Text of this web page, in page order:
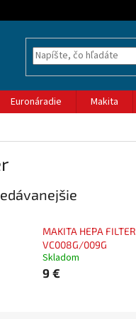
Euronáradie Makita
MAKITA HEPA FILTER
VC008G/009G
Skladom
9 €